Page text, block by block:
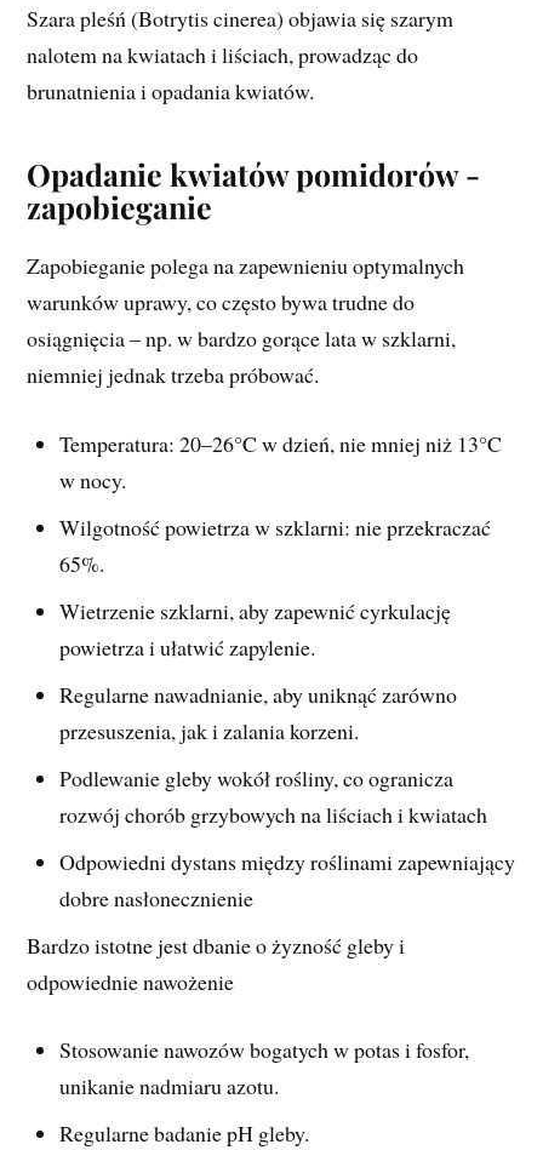
Szara pleśń (Botrytis cinerea) objawia się szarym
nalotem na kwiatach i liściach, prowadząc do
brunatnienia i opadania kwiatów.
Opadanie kwiatów pomidorów -
zapobieganie
Zapobieganie polega na zapewnieniu optymalnych
warunków uprawy, co często bywa trudne do
osiągnięcia – np. w bardzo gorące lata w szklarni,
niemniej jednak trzeba próbować.
Temperatura: 20–26°C w dzień, nie mniej niż 13°C
w nocy.
Wilgotność powietrza w szklarni: nie przekraczać
65%.
Wietrzenie szklarni, aby zapewnić cyrkulację
powietrza i ułatwić zapylenie.
Regularne nawadnianie, aby uniknąć zarówno
przesuszenia, jak i zalania korzeni.
Podlewanie gleby wokół rośliny, co ogranicza
rozwój chorób grzybowych na liściach i kwiatach
Odpowiedni dystans między roślinami zapewniający
dobre nasłonecznienie
Bardzo istotne jest dbanie o żyzność gleby i
odpowiednie nawożenie
Stosowanie nawozów bogatych w potas i fosfor,
unikanie nadmiaru azotu.
Regularne badanie pH gleby.